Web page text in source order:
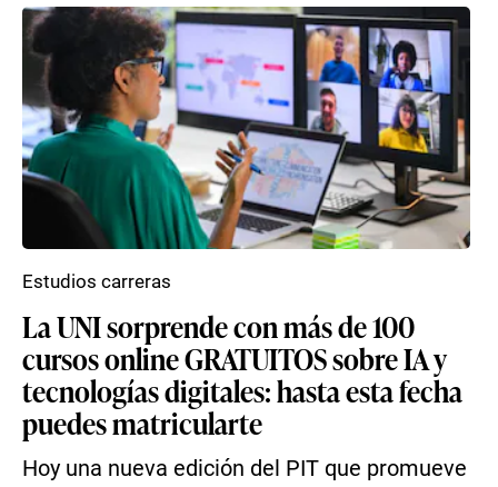
La UNI sorprende con más de 100
cursos online GRATUITOS sobre IA y
tecnologías digitales: hasta esta fecha
puedes matricularte
Hoy una nueva edición del PIT que promueve
Estudios carreras